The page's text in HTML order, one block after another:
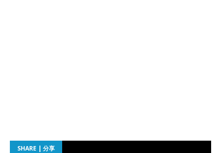
SHARE | 分享